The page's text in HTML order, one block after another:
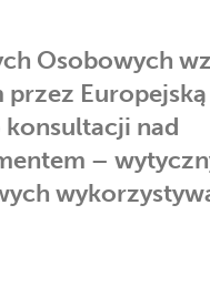
Osobowych
Europejską
konsultacji nad
–